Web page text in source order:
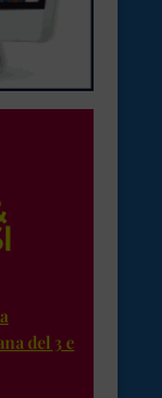
del 3 e